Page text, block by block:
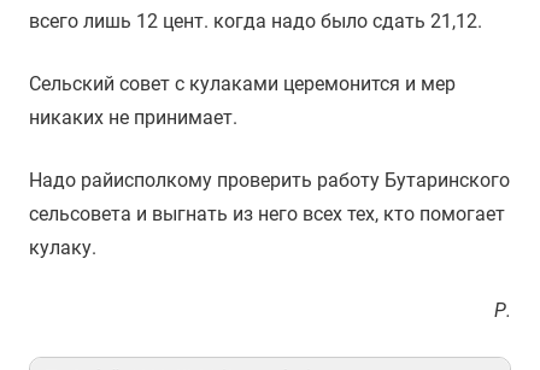
всего лишь 12 цент. когда надо было сдать 21,12.
Сельский совет с кулаками церемонится и мер
никаких не принимает.
Надо райисполкому проверить работу Бутаринского
сельсовета и выгнать из него всех тех, кто помогает
кулаку.
Р.